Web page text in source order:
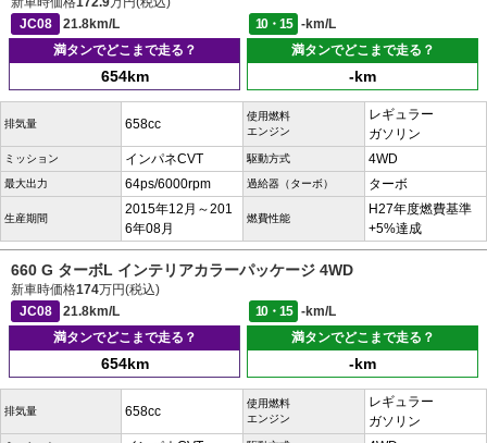
JC08
21.8km/L 10・15
-km/L
満タンでどこまで走る？
654km
満タンでどこまで走る？
-km
排気量 658cc
使用燃料
エンジン
レギュラー
ガソリン
ミッション インパネCVT 駆動方式 4WD
最大出力 64ps/6000rpm 過給器（ターボ） ターボ
生産期間
2015年12月～201
6年08月
燃費性能
H27年度燃費基準
+5%達成
660 G ターボL インテリアカラーパッケージ 4WD
新車時価格174万円(税込)
JC08
21.8km/L 10・15
-km/L
満タンでどこまで走る？
654km
満タンでどこまで走る？
-km
排気量 658cc
使用燃料
エンジン
レギュラー
ガソリン